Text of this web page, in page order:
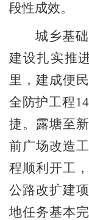
段性成效。
城乡基
建设扎实推
里，建成便
全防护工程
捷。露塘至
前广场改造
程顺利开工
公路改扩建
地任务基本